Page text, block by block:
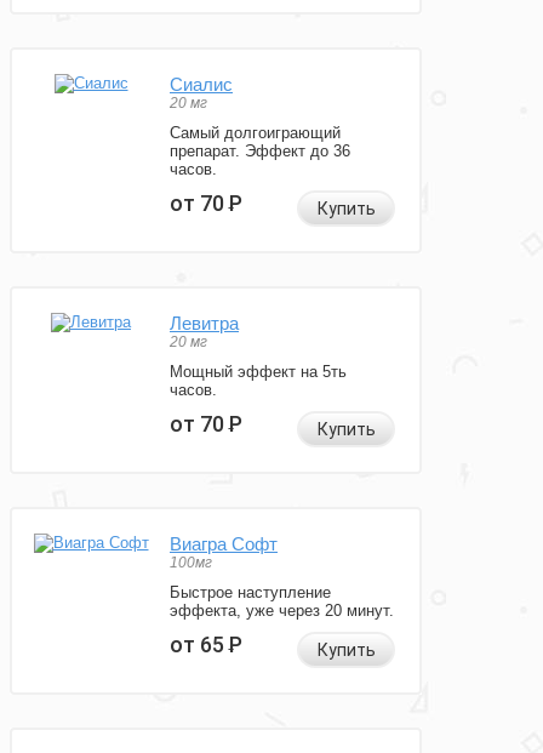
Сиалис
20 мг
Самый долгоиграющий
препарат. Эффект до 36
часов.
от 70Р Купить
Левитра
20 мг
Мощный эффект на 5ть
часов.
от 70Р Купить
Виагра Софт
100мг
Быстрое наступление
эффекта, уже через 20 минут.
от 65Р Купить